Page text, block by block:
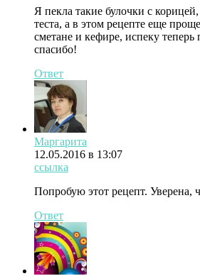
Я пекла такие булочки с
теста, а в этом рецепте еще
сметане и кефире, испеку теперь
спасибо!
Ответ
Маргарита
12.05.2016 в 13:07
ссылка
Попробую этот рецепт. Уверена,
Ответ